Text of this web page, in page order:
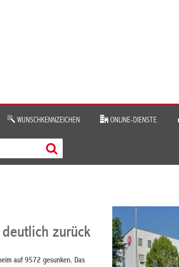
WUNSCHKENNZEICHEN ONLINE-DIENSTE
zurück
auf 9572 gesunken. Das